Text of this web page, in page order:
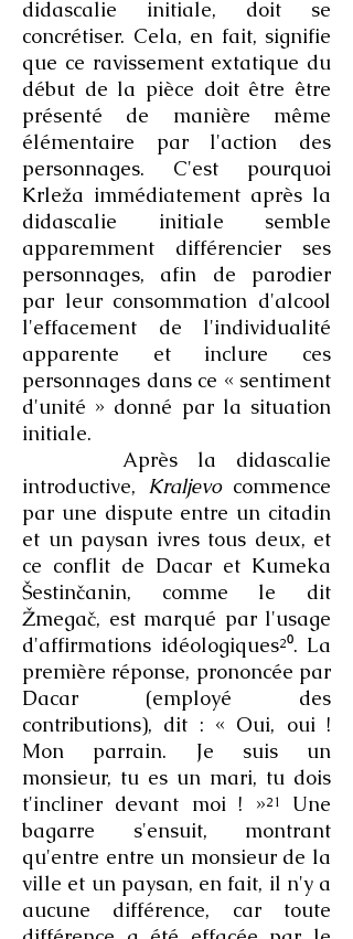
didascalie initiale, doit se
concrétiser. Cela, en fait, signifie
que ce ravissement extatique du
début de la pièce doit être être
présenté de manière même
élémentaire par l'action des
personnages. C'est pourquoi
Krleža immédiatement après la
didascalie initiale semble
apparemment différencier ses
personnages, afin de parodier
par leur consommation d'alcool
l'effacement de l'individualité
apparente et inclure ces
personnages dans ce « sentiment
d'unité » donné par la situation
initiale.
Après la didascalie
introductive, Kraljevocommence
par une dispute entre un citadin
et un paysan ivres tous deux, et
ce conflit de Dacar et Kumeka
Šestinčanin, comme le dit
Žmegač, est marqué par l'usage
d'affirmations idéologiques²⁰. La
première réponse, prononcée par
Dacar (employé des
contributions), dit : « Oui, oui !
Mon parrain. Je suis un
monsieur, tu es un mari, tu dois
t'incliner devant moi ! »²¹ Une
bagarre s'ensuit, montrant
qu'entre entre un monsieur de la
ville et un paysan, en fait, il n'y a
aucune différence, car toute